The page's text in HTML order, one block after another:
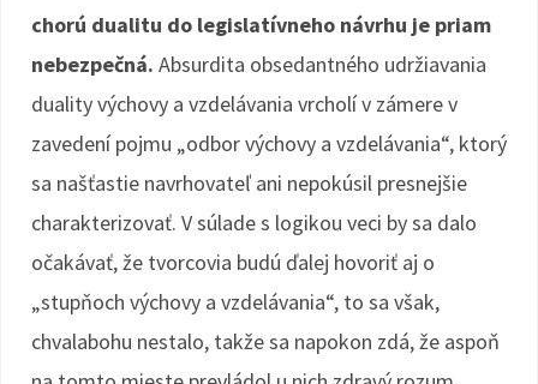
chorú dualitu do legislatívneho návrhu je priam
nebezpečná. Absurdita obsedantného udržiavania
duality výchovy a vzdelávania vrcholí v zámere v
zavedení pojmu „odbor výchovy a vzdelávania“, ktorý
sa našťastie navrhovateľ ani nepokúsil presnejšie
charakterizovať. V súlade s logikou veci by sa dalo
očakávať, že tvorcovia budú ďalej hovoriť aj o
„stupňoch výchovy a vzdelávania“, to sa však,
chvalabohu nestalo, takže sa napokon zdá, že aspoň